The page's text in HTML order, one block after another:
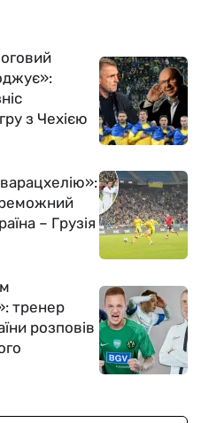
з Чехією
– Грузія
тренер
розповів